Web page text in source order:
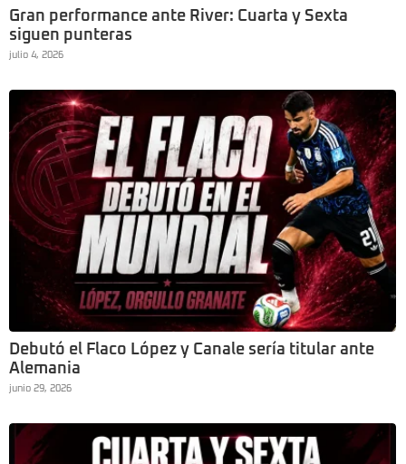
Gran performance ante River: Cuarta y Sexta
siguen punteras
julio 4, 2026
Debutó el Flaco López y Canale sería titular ante
Alemania
junio 29, 2026